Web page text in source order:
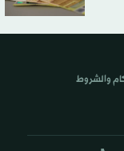
والشروط